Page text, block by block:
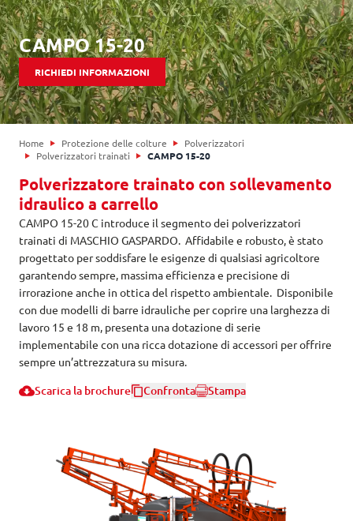
CAMPO 15-20
RICHIEDI INFORMAZIONI
Home Protezione delle colture
Polverizzatori
Polverizzatori trainati
CAMPO 15-20
Polverizzatore trainato con sollevamento
idraulico a carrello
CAMPO 15-20 C introduce il segmento dei polverizzatori
trainati di MASCHIO GASPARDO. Affidabile e robusto, è stato
progettato per soddisfare le esigenze di qualsiasi agricoltore
garantendo sempre, massima efficienza e precisione di
irrorazione anche in ottica del rispetto ambientale. Disponibile
con due modelli di barre idrauliche per coprire una larghezza di
lavoro 15 e 18 m, presenta una dotazione di serie
implementabile con una ricca dotazione di accessori per offrire
sempre un’attrezzatura su misura.
Scarica la brochure Confronta Stampa